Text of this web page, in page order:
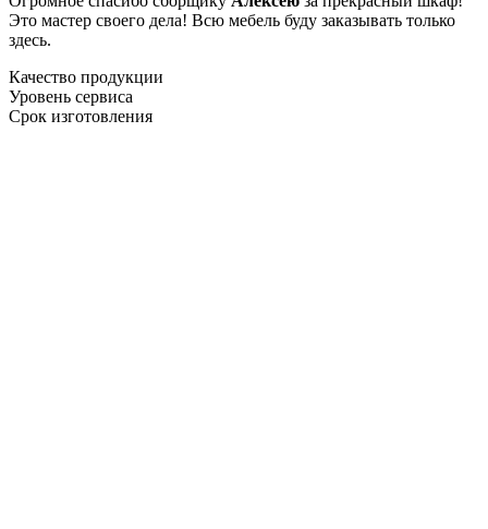
Это мастер своего дела! Всю мебель буду заказывать только
здесь.
Качество продукции
Уровень сервиса
Срок изготовления